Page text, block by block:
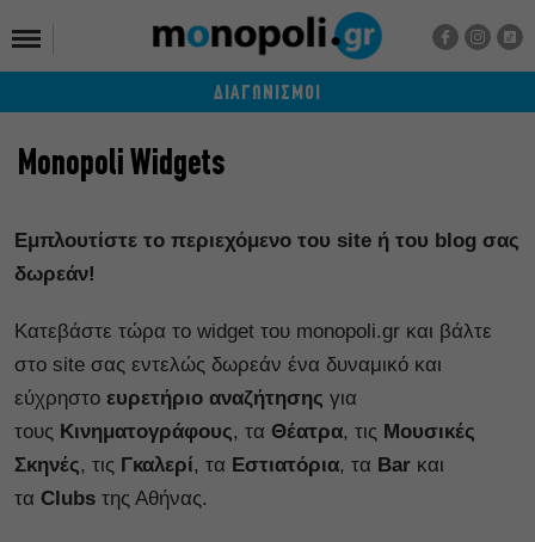
ΔΙΑΓΩΝΙΣΜΟΙ
Monopoli Widgets
Εμπλουτίστε το περιεχόμενο του site ή του blog σας
δωρεάν!
Κατεβάστε τώρα το widget του monopoli.gr και βάλτε
στο site σας εντελώς δωρεάν ένα δυναμικό και
εύχρηστο ευρετήριο αναζήτησης για
τους Κινηματογράφους, τα Θέατρα, τις Μουσικές
Σκηνές, τις Γκαλερί, τα Εστιατόρια, τα Bar και
τα Clubs της Αθήνας.